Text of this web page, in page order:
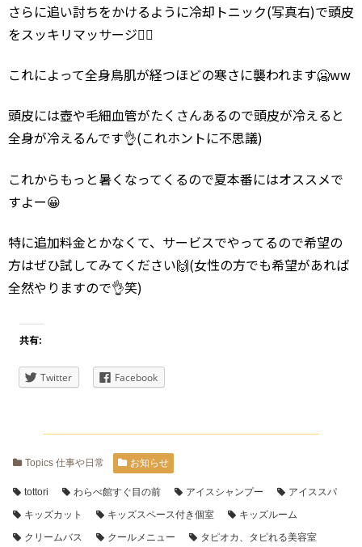
さらに追い討ちをかけるように冷却トニック(写真右)で頭皮
をスッキリマッサージ💆‍♂️
これによって全身鳥肌が経つほどの寒さに襲われます🥶ww
頭皮には壺や毛細血管がたくさんあるので頭皮が冷えると
全身が冷えるんです👌(これホントに不思議)
これからもっと暑くなってくるので夏本番にはオススメで
すよー😀
特に追加料金とかなくて、サービスでやってるので希望の
方はぜひ試してみてください🙌(女性の方でも希望があれば
全然やりますので👌笑)
共有:
Twitter Facebook
Topics 仕事や日常 お知らせ
tottori わらべ館すぐ目の前 アイスシャンプー
アイススパ
キッズカット
キッズスペース付き個室
キッズルーム
クリームバス
クールメニュー
タピオカ、タピれる美容室